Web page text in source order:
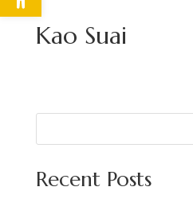
Kao Suai
Recent Posts